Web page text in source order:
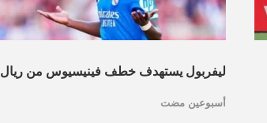
ليفربول يستهدف خطف فينيسيوس من ريال
أسبوعين مضت